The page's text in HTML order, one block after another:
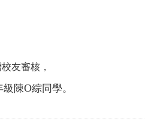
友審核，
級陳O綜同學。